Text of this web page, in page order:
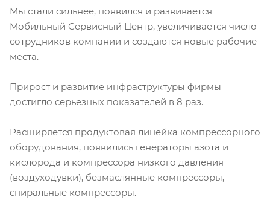
Мы стали сильнее, появился и развивается
Мобильный Сервисный Центр, увеличивается число
сотрудников компании и создаются новые рабочие
места.
Прирост и развитие инфраструктуры фирмы
достигло серьезных показателей в 8 раз.
Расширяется продуктовая линейка компрессорного
оборудования, появились генераторы азота и
кислорода и компрессора низкого давления
(воздуходувки), безмаслянные компрессоры,
спиральные компрессоры.